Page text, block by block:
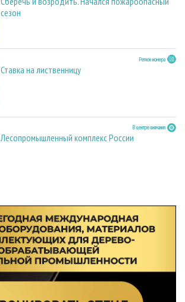
сезон
Регион номера
Ставка на лиственницу
В центре внимания
Лесопромышленный комплекс России